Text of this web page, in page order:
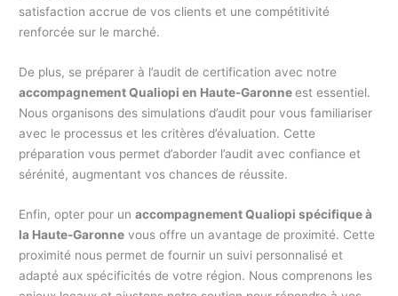
satisfaction accrue de vos clients et une compétitivité
renforcée sur le marché.
De plus, se préparer à l’audit de certification avec notre
accompagnement Qualiopi en Haute-Garonneest essentiel.
Nous organisons des simulations d’audit pour vous familiariser
avec le processus et les critères d’évaluation. Cette
préparation vous permet d’aborder l’audit avec confiance et
sérénité, augmentant vos chances de réussite.
Enfin, opter pour unaccompagnement Qualiopi spécifique à
la Haute-Garonne vous offre un avantage de proximité. Cette
proximité nous permet de fournir un suivi personnalisé et
adapté aux spécificités de votre région. Nous comprenons les